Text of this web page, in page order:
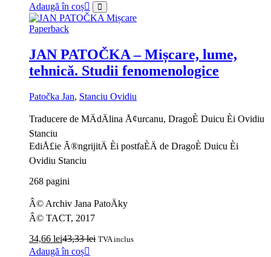
Adaugă în coș
Paperback
JAN PATOČKA – Mișcare, lume,
tehnică. Studii fenomenologice
Patočka Jan, Stanciu Ovidiu
Traducere de MÄdÄlina Å¢urcanu, DragoÈ Duicu Èi Ovidiu
Stanciu
EdiÅ£ie Ã®ngrijitÄ Èi postfaÈÄ de DragoÈ Duicu Èi
Ovidiu Stanciu
268 pagini
Â© Archiv Jana PatoÄky
Â© TACT, 2017
34,66 lei43,33lei TVA inclus
Adaugă în coș